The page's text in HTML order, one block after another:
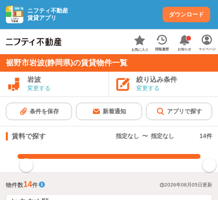
ニフティ不動産
賃貸アプリ
ダウンロード
お気に入り 閲覧履歴 お知らせ マイページ
裾野市岩波(静岡県)の賃貸物件一覧
岩波
変更する
絞り込み条件
変更する
条件を保存 新着通知 アプリで探す
賃料で探す 指定なし 〜 指定なし 14件
物件数14件 2026年08月05日更新